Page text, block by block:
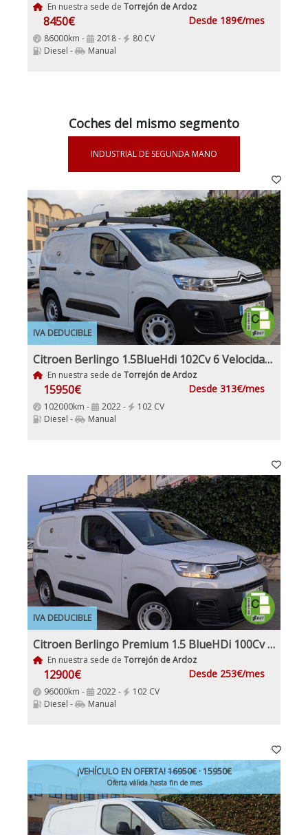
En nuestra sede de Torrejón de Ardoz
8450€ Desde 189€/mes
86000km - 2018 -
80 CV
Diesel -
Manual
Coches del mismo segmento
INDUSTRIAL DE SEGUNDA MANO
IVA DEDUCIBLE
Citroen Berlingo 1.5BlueHdi 102Cv 6 Velocidades Etiqueta C IVA y Garantía Incl Nacional Historial mantenimiento
En nuestra sede de Torrejón de Ardoz
15950€ Desde 313€/mes
102000km - 2022 -
102 CV
Diesel -
Manual
IVA DEDUCIBLE
Citroen Berlingo Premium 1.5 BlueHDi 100Cv IVA y Garantía Inc Nacional 1Dueño
En nuestra sede de Torrejón de Ardoz
12900€ Desde 253€/mes
96000km - 2022 -
102 CV
Diesel -
Manual
¡VEHÍCULO EN OFERTA!16950€· 15950€
Oferta válida hasta fin de mes